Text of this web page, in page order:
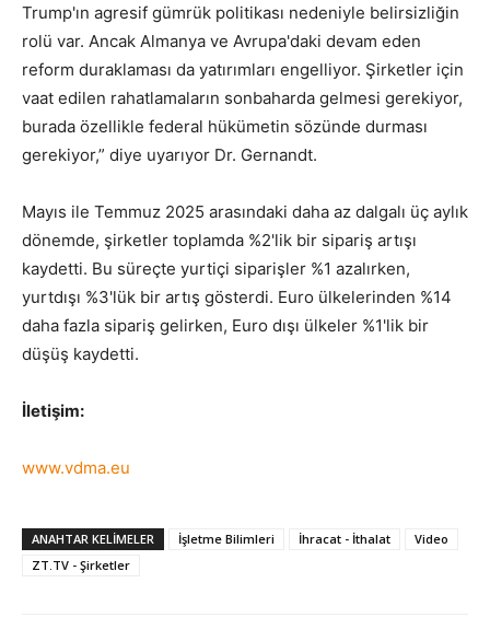
Trump'ın agresif gümrük politikası nedeniyle belirsizliğin
rolü var. Ancak Almanya ve Avrupa'daki devam eden
reform duraklaması da yatırımları engelliyor. Şirketler için
vaat edilen rahatlamaların sonbaharda gelmesi gerekiyor,
burada özellikle federal hükümetin sözünde durması
gerekiyor,” diye uyarıyor Dr. Gernandt.
Mayıs ile Temmuz 2025 arasındaki daha az dalgalı üç aylık
dönemde, şirketler toplamda %2'lik bir sipariş artışı
kaydetti. Bu süreçte yurtiçi siparişler %1 azalırken,
yurtdışı %3'lük bir artış gösterdi. Euro ülkelerinden %14
daha fazla sipariş gelirken, Euro dışı ülkeler %1'lik bir
düşüş kaydetti.
İletişim:
www.vdma.eu
ANAHTAR KELIMELER İşletme Bilimleri İhracat - İthalat
Video
ZT.TV - Şirketler